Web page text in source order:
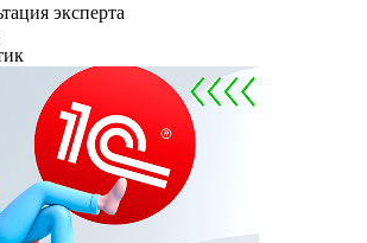
эксперта